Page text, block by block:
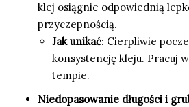
klej osiągnie odpowiednią
przyczepnością.
Jak unikać: Cierpliwie
konsystencję kleju. Pracuj
tempie.
Niedopasowanie długości i